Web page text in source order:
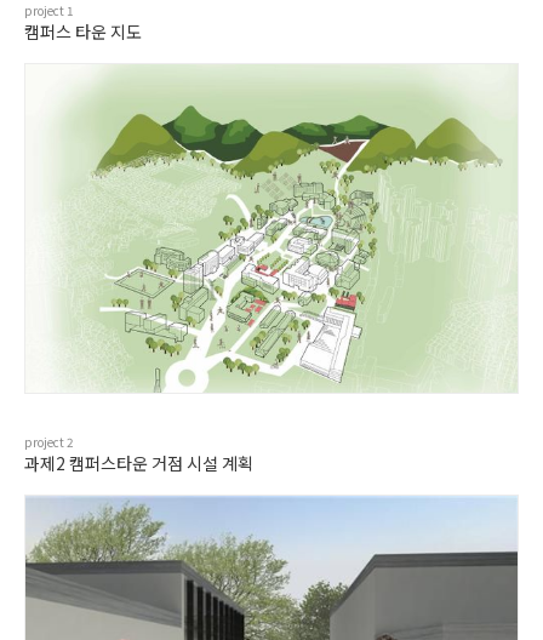
project 1
캠퍼스 타운 지도
project2
과제2 캠퍼스타운 거점 시설 계획